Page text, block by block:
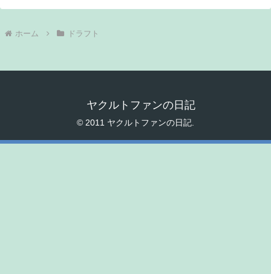
ホーム ドラフト
ヤクルトファンの日記
© 2011 ヤクルトファンの日記.